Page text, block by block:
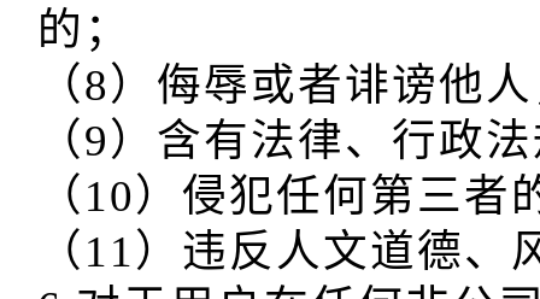
的；
（8）侮辱或者诽谤他
（9）含有法律、行政
（10）侵犯任何第三
（11）违反人文道德、